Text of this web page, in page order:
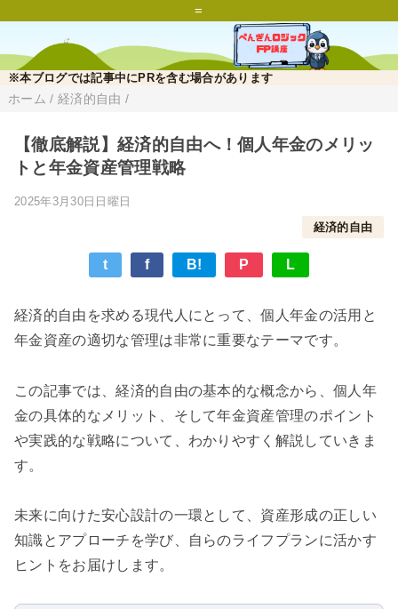
=
※本ブログでは記事中にPRを含む場合があります
ホーム / 経済的自由 /
【徹底解説】経済的自由へ！個人年金のメリッ
トと年金資産管理戦略
2025年3月30日日曜日
経済的自由
t f B! P L
経済的自由を求める現代人にとって、個人年金の活用と
年金資産の適切な管理は非常に重要なテーマです。
この記事では、経済的自由の基本的な概念から、個人年
金の具体的なメリット、そして年金資産管理のポイント
や実践的な戦略について、わかりやすく解説していきま
す。
未来に向けた安心設計の一環として、資産形成の正しい
知識とアプローチを学び、自らのライフプランに活かす
ヒントをお届けします。